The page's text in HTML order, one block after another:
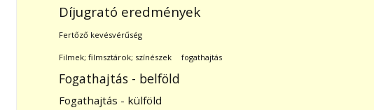
Díjugrató eredmények
Fertőző kevésvérűség
Filmek; filmsztárok; színészek fogathajtás
Fogathajtás - belföld
Fogathajtás - külföld